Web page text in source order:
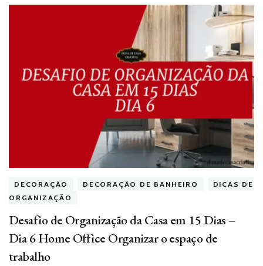
DECORAÇÃO DECORAÇÃO DE BANHEIRO
DICAS DE
ORGANIZAÇÃO
Desafio de Organização da Casa em 15 Dias –
Dia 6 Home Office Organizar o espaço de
trabalho